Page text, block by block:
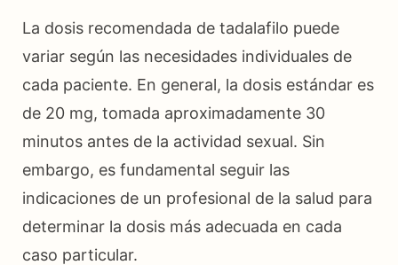
La dosis recomendada de tadalafilo puede
variar según las necesidades individuales de
cada paciente. En general, la dosis estándar es
de 20 mg, tomada aproximadamente 30
minutos antes de la actividad sexual. Sin
embargo, es fundamental seguir las
indicaciones de un profesional de la salud para
determinar la dosis más adecuada en cada
caso particular.